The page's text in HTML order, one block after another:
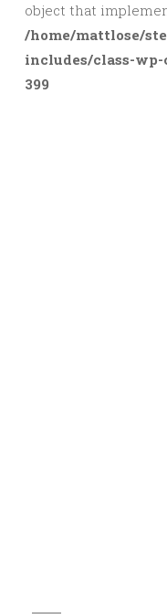
object that
/home/mattlose/
includes/class-
399